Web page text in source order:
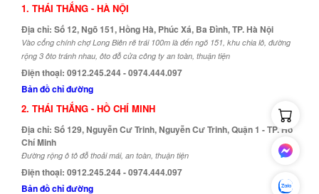
1. THÁI THẮNG - HÀ NỘI
Địa chỉ: Số 12, Ngõ 151, Hồng Hà, Phúc Xá, Ba Đình, TP. Hà Nội
Vào cổng chính chợ Long Biên rẽ trái 100m là đến ngõ 151, khu chia lô, đường
rộng 3 ôto tránh nhau, ôto đỗ cửa công ty an toàn, thuận tiện
Điện thoại: 0912.245.244 - 0974.444.097
Bản đồ chỉ đường
2. THÁI THẮNG - HỒ CHÍ MINH
Địa chỉ: Số 129, Nguyễn Cư Trinh, Nguyễn Cư Trinh, Quận 1 - TP. Hồ
Chí Minh
Đường rộng ô tô đỗ thoải mái, an toàn, thuận tiện
Điện thoại: 0912.245.244 - 0974.444.097
Bản đồ chỉ đường